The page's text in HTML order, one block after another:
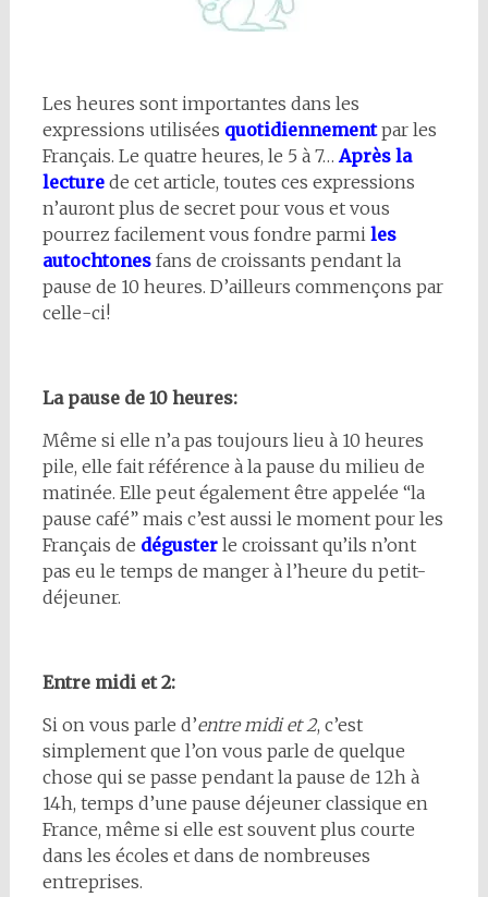
Les heures sont importantes dans les
expressions utilisées quotidiennementpar les
Français. Le quatre heures, le 5 à 7…Après la
lecturede cet article, toutes ces expressions
n’auront plus de secret pour vous et vous
pourrez facilement vous fondre parmi les
autochtonesfans de croissants pendant la
pause de 10 heures. D’ailleurs commençons par
celle-ci!
La pause de 10 heures:
Même si elle n’a pas toujours lieu à 10 heures
pile, elle fait référence à la pause du milieu de
matinée. Elle peut également être appelée “la
pause café” mais c’est aussi le moment pour les
Français de dégusterle croissant qu’ils n’ont
pas eu le temps de manger à l’heure du petit-
déjeuner.
Entre midi et 2:
Si on vous parle d’entre midi et 2, c’est
simplement que l’on vous parle de quelque
chose qui se passe pendant la pause de 12h à
14h, temps d’une pause déjeuner classique en
France, même si elle est souvent plus courte
dans les écoles et dans de nombreuses
entreprises.